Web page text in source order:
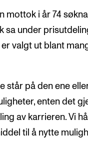
mottok i år 74
sa under
valgt ut blant
står på den ene
enten det
av karrieren. Vi
til å nytte